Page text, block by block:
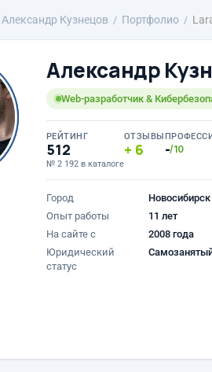
Александр Кузнецов Портфолио
Александр
Web-разработчик &
РЕЙТИНГ
512
№ 2 192 в каталоге
ОТЗЫВЫ
6 -/10
Город
Новосибирск
Опыт работы
11 лет
На сайте с
2008 года
Юридический
статус